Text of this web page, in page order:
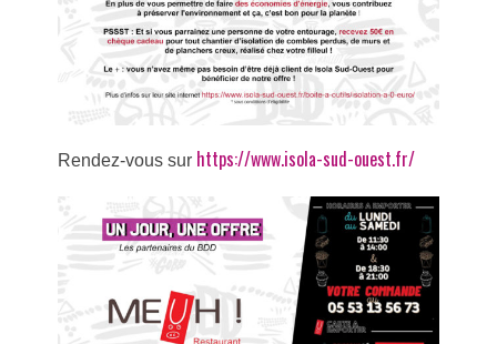
Rendez-vous sur https://www.isola-sud-ouest.fr/